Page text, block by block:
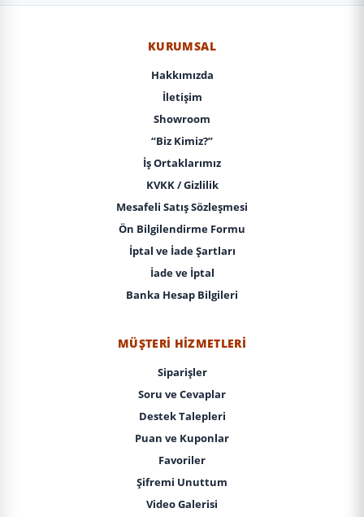
KURUMSAL
Hakkımızda
İletişim
Showroom
“Biz Kimiz?”
İş Ortaklarımız
KVKK / Gizlilik
Mesafeli Satış Sözleşmesi
Ön Bilgilendirme Formu
İptal ve İade Şartları
İade ve İptal
Banka Hesap Bilgileri
MÜŞTERI HIZMETLERI
Siparişler
Soru ve Cevaplar
Destek Talepleri
Puan ve Kuponlar
Favoriler
Şifremi Unuttum
Video Galerisi